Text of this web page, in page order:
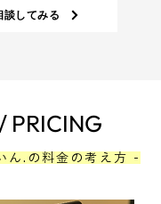
談してみる
PRICING
ん.の料金の考え方 -